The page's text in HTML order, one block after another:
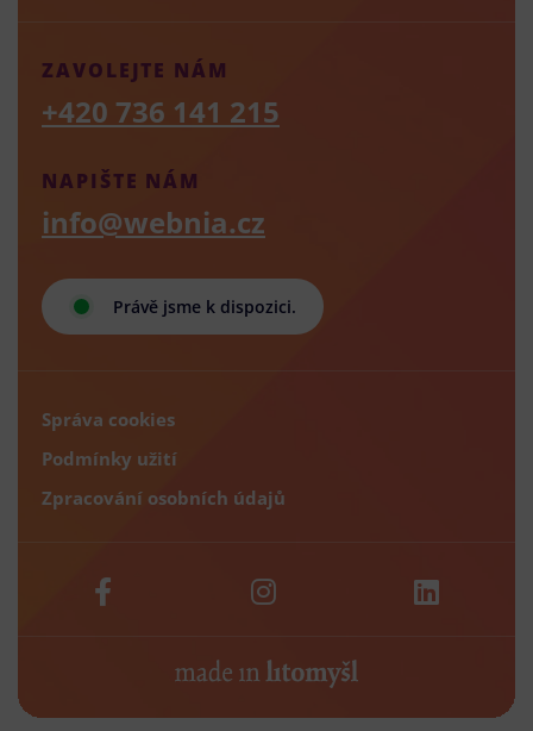
Právě jsme k dispozici.
NAPIŠTE NÁM
info@webnia.cz
ZAVOLEJTE NÁM
+420 736 141 215
Správa cookies
Podmínky užití
Zpracování osobních údajů